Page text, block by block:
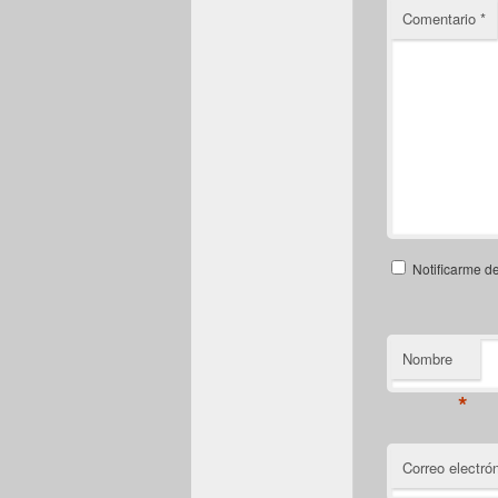
Comentario*
Notificarme
Nombre
*
Correo